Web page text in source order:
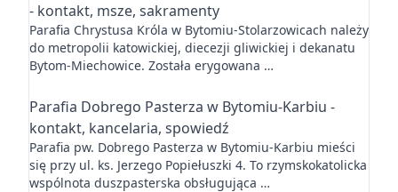
- kontakt, msze, sakramenty
Parafia Chrystusa Króla w Bytomiu-Stolarzowicach należy
do metropolii katowickiej, diecezji gliwickiej i dekanatu
Bytom-Miechowice. Została erygowana …
Parafia Dobrego Pasterza w Bytomiu-Karbiu -
kontakt, kancelaria, spowiedź
Parafia pw. Dobrego Pasterza w Bytomiu-Karbiu mieści
się przy ul. ks. Jerzego Popiełuszki 4. To rzymskokatolicka
wspólnota duszpasterska obsługująca …